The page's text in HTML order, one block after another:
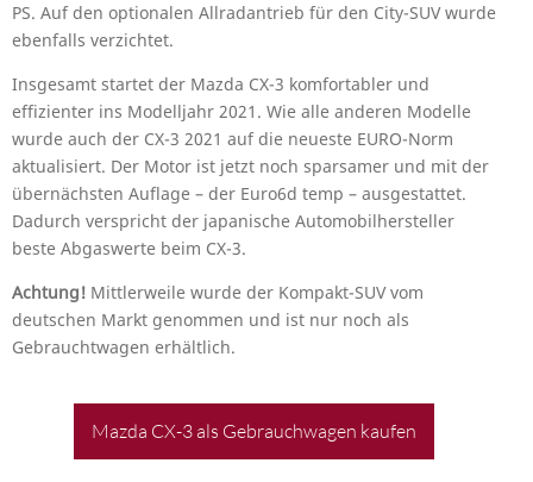
PS. Auf den optionalen Allradantrieb für den City-SUV wurde
ebenfalls verzichtet.
Insgesamt startet der Mazda CX-3 komfortabler und
effizienter ins Modelljahr 2021. Wie alle anderen Modelle
wurde auch der CX-3 2021 auf die neueste EURO-Norm
aktualisiert. Der Motor ist jetzt noch sparsamer und mit der
übernächsten Auflage – der Euro6d temp – ausgestattet.
Dadurch verspricht der japanische Automobilhersteller
beste Abgaswerte beim CX-3.
Achtung! Mittlerweile wurde der Kompakt-SUV vom
deutschen Markt genommen und ist nur noch als
Gebrauchtwagen erhältlich.
Mazda CX-3 als Gebrauchwagen kaufen